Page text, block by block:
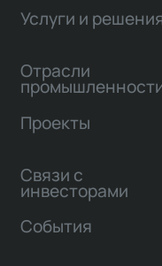
Услуги и
Отрасли
Проекты
Связи с
инвесторами
События